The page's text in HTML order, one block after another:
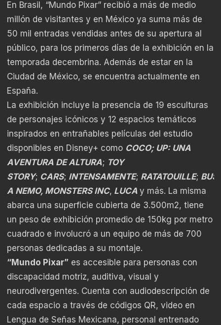
En Brasil, “Mundo Pixar” recibió a más de medio
millón de visitantes y en México ya suma más de
50 mil entradas vendidas antes de su apertura al
público, para los primeros días de la exhibición en la
temporada decembrina. Además de estar en la
Ciudad de México, se encuentra actualmente en
España.
La exhibición incluye la presencia de 19 esculturas
de personajes icónicos y 12 espacios temáticos
inspirados en entrañables películas del estudio
disponibles en Disney+ como COCO; UP: UNA
AVENTURA DE ALTURA; TOY
STORY; CARS; INTENSAMENTE; RATATOUILLE;
A NEMO, MONSTERS INC, LUCA y más. La misma
abarca una superficie cubierta de 3.500m2, tiene
un peso de exhibición promedio de 150kg por metro
cuadrado e involucró a un equipo de más de 700
personas dedicadas a su montaje.
“Mundo Pixar” es accesible para personas con
discapacidad motriz, auditiva, visual y
neurodivergentes. Cuenta con audiodescripción de
cada espacio a través de códigos QR, video en
Lengua de Señas Mexicana, personal entrenado